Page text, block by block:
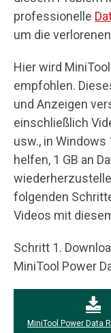
professionelle
um die
Hier wird
empfohlen.
und Anzeigen
einschließlich
usw., in
helfen, 1 GB an
folgenden
Videos mit
Schritt 1.
MiniTool Power
MiniTool Power Data